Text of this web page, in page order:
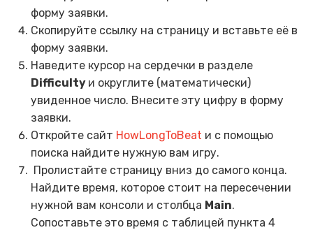
форму заявки.
Скопируйте ссылку на страницу и вставьте её в
форму заявки.
Наведите курсор на сердечки в разделе
Difficulty и округлите (математически)
увиденное число. Внесите эту цифру в форму
заявки.
Откройте сайт HowLongToBeat и с помощью
поиска найдите нужную вам игру.
Пролистайте страницу вниз до самого конца.
Найдите время, которое стоит на пересечении
нужной вам консоли и столбца Main.
Сопоставьте это время с таблицей пункта 4